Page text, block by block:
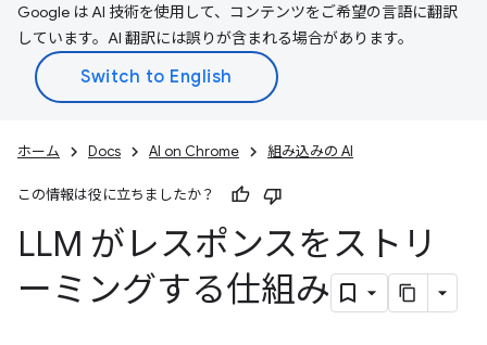
Google は AI 技術を使用して、コンテンツをご希望の言語に翻訳
しています。AI 翻訳には誤りが含まれる場合があります。
ホーム Docs AI on Chrome 組み込みの AI
この情報は役に立ちましたか？
LLM がレスポンスをストリ
ーミングする仕組み